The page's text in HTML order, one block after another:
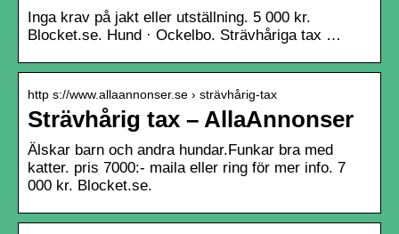
Inga krav på jakt eller utställning. 5 000 kr.
Blocket.se. Hund · Ockelbo. Strävhåriga tax …
http s://www.allaannonser.se › strävhårig-tax
Strävhårig tax – AllaAnnonser
Älskar barn och andra hundar.Funkar bra med
katter. pris 7000:- maila eller ring för mer info. 7
000 kr. Blocket.se.